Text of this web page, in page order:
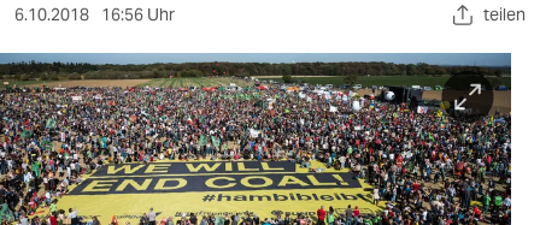
sport
berlin
nord
6.10.2018 16:56 Uhr teilen